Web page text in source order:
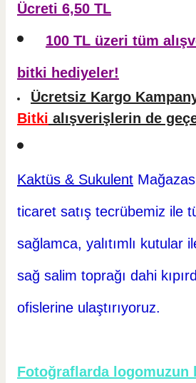
Ücreti 6,50 TL
100 TL üzeri tüm
bitki hediyeler!
Ücretsiz Kargo
Bitki alışverişlerin de
Kaktüs & Sukulent
ticaret satış tecrübemiz ile
sağlamca, yalıtımlı kutular
sağ salim toprağı dahi
ofislerine ulaştırıyoruz.
Fotoğraflarda logomuzun